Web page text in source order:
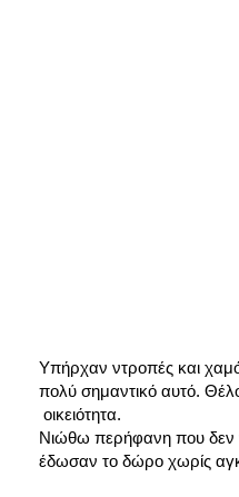
Υπήρχαν ντροπές και
πολύ σημαντικό αυτό.
οικειότητα.
Νιώθω περήφανη που δεν
έδωσαν το δώρο χωρίς